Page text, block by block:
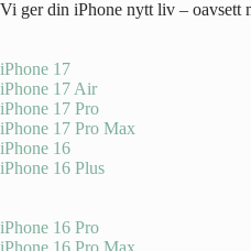
Vi ger din iPhone nytt liv – oavsett
iPhone 17
iPhone 17 Air
iPhone 17 Pro
iPhone 17 Pro Max
iPhone 16
iPhone 16 Plus
iPhone 16 Pro